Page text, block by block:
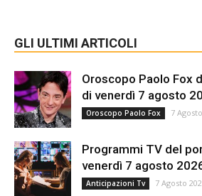
GLI ULTIMI ARTICOLI
Oroscopo Paolo Fox
di venerdì 7 agosto
Oroscopo Paolo Fox 7
Programmi TV del
venerdì 7 agosto
Anticipazioni Tv 7 Agosto